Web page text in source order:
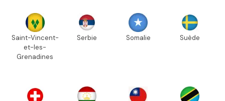
Saint-Vincent-
et-les-
Grenadines
Serbie Somalie Suède